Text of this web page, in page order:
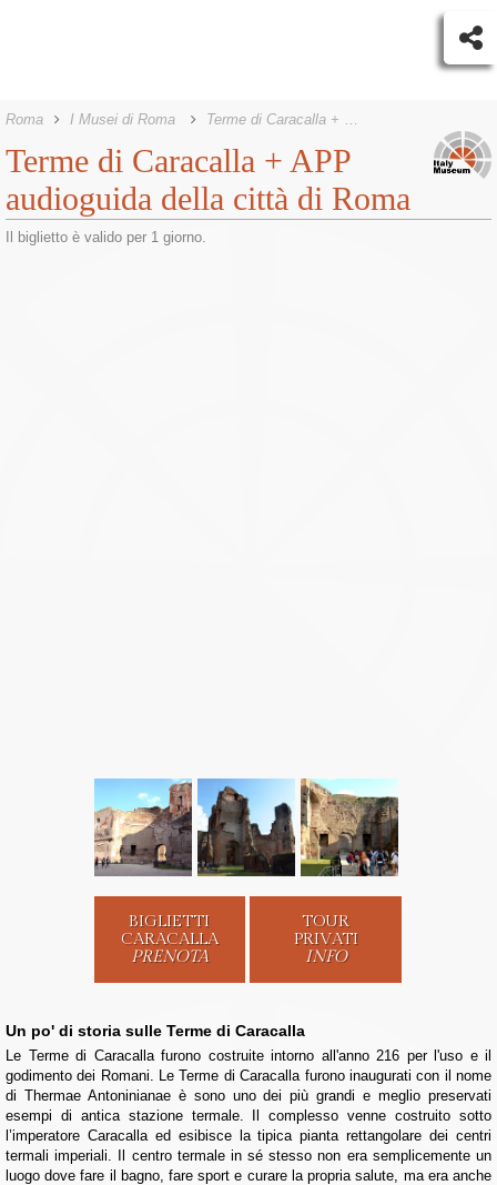
Roma I Musei di Roma Terme di Caracalla + APP audioguida della città di Roma
Terme di Caracalla + APP
audioguida della città di Roma
Il biglietto è valido per 1 giorno.
BIGLIETTI
CARACALLA
PRENOTA
TOUR
PRIVATI
INFO
Un po' di storia sulle Terme di Caracalla
Le Terme di Caracalla furono costruite intorno all'anno 216 per l'uso e il
godimento dei Romani. Le Terme di Caracalla furono inaugurati con il nome
di Thermae Antoninianae è sono uno dei più grandi e meglio preservati
esempi di antica stazione termale. Il complesso venne costruito sotto
l’imperatore Caracalla ed esibisce la tipica pianta rettangolare dei centri
termali imperiali. Il centro termale in sé stesso non era semplicemente un
luogo dove fare il bagno, fare sport e curare la propria salute, ma era anche